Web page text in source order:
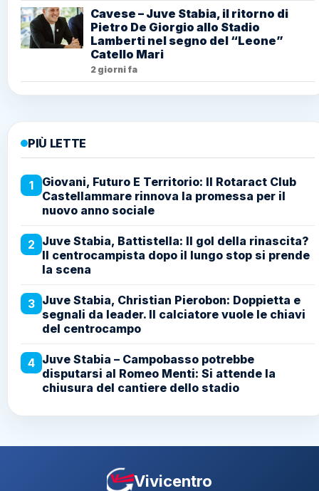
Cavese – Juve Stabia, il ritorno di
Pietro De Giorgio allo Stadio
Lamberti nel segno del “Leone”
Catello Mari
2 giorni fa
PIÙ LETTE
1
Giovani, Futuro E Territorio: Il Rotaract Club
Castellammare rinnova la promessa per il
nuovo anno sociale
2 Juve Stabia, Battistella: Il gol della rinascita?
Il centrocampista dopo il lungo stop si prende
la scena
3 Juve Stabia, Christian Pierobon: Doppietta e
segnali da leader. Il calciatore vuole le chiavi
del centrocampo
4 Juve Stabia – Campobasso potrebbe
disputarsi al Romeo Menti: Si attende la
chiusura del cantiere dello stadio
Vivicentro